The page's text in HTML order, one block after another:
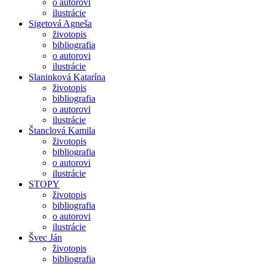
o autorovi
ilustrácie
Sigetová Agneša
životopis
bibliografia
o autorovi
ilustrácie
Slaninková Katarína
životopis
bibliografia
o autorovi
ilustrácie
Štanclová Kamila
životopis
bibliografia
o autorovi
ilustrácie
STOPY
životopis
bibliografia
o autorovi
ilustrácie
Švec Ján
životopis
bibliografia